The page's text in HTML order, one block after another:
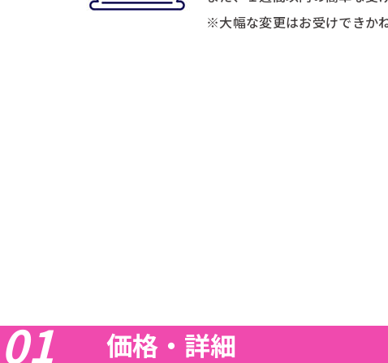
※大幅な変更はお受けできか
01 価格・詳細